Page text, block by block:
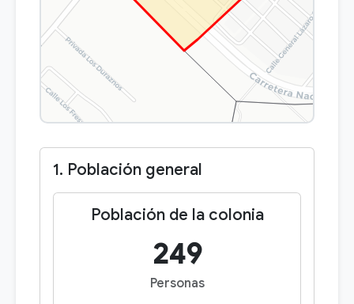
1. Población general
Población de la colonia
249
Personas